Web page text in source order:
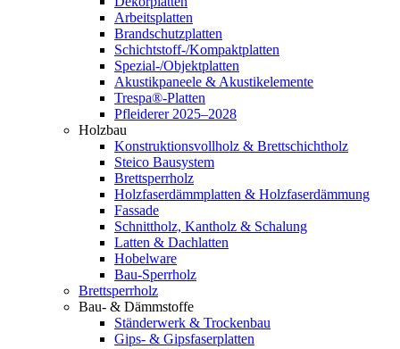
Arbeitsplatten
Brandschutzplatten
Schichtstoff-/Kompaktplatten
Spezial-/Objektplatten
Akustikpaneele & Akustikelemente
Trespa®-Platten
Pfleiderer 2025–2028
Holzbau
Konstruktionsvollholz & Brettschichtholz
Steico Bausystem
Brettsperrholz
Holzfaserdämmplatten & Holzfaserdämmung
Fassade
Schnittholz, Kantholz & Schalung
Latten & Dachlatten
Hobelware
Bau-Sperrholz
Brettsperrholz
Bau- & Dämmstoffe
Ständerwerk & Trockenbau
Gips- & Gipsfaserplatten